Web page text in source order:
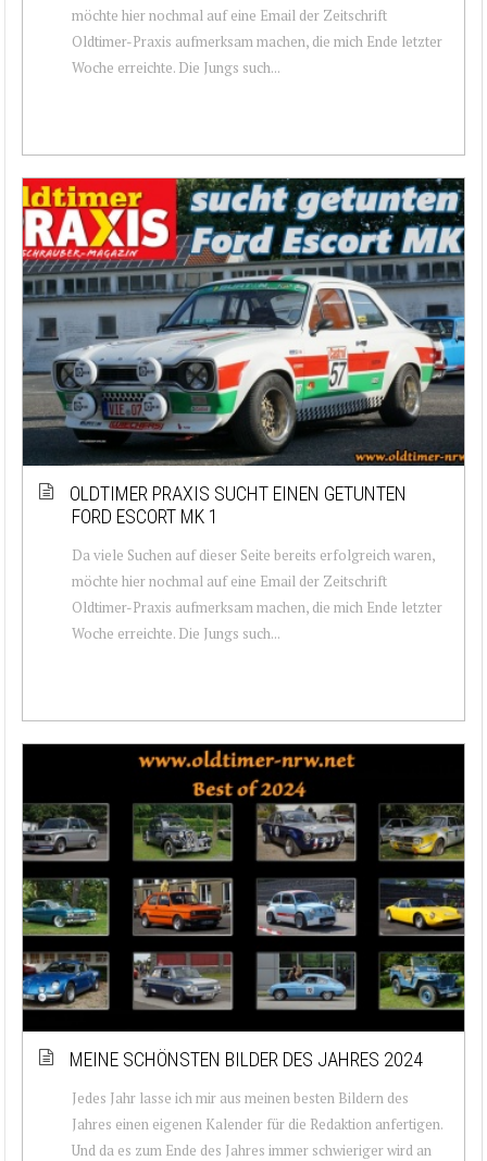
möchte hier nochmal auf eine Email der Zeitschrift
Oldtimer-Praxis aufmerksam machen, die mich Ende letzter
Woche erreichte. Die Jungs such...
OLDTIMER PRAXIS SUCHT EINEN GETUNTEN
FORD ESCORT MK 1
Da viele Suchen auf dieser Seite bereits erfolgreich waren,
möchte hier nochmal auf eine Email der Zeitschrift
Oldtimer-Praxis aufmerksam machen, die mich Ende letzter
Woche erreichte. Die Jungs such...
MEINE SCHÖNSTEN BILDER DES JAHRES 2024
Jedes Jahr lasse ich mir aus meinen besten Bildern des
Jahres einen eigenen Kalender für die Redaktion anfertigen.
Und da es zum Ende des Jahres immer schwieriger wird an